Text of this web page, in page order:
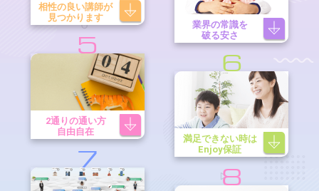
相性の良い講師が
見つかります
業界の常識を
破る安さ
5
2通りの通い方
自由自在
6
満足できない時は
Enjoy保証
7
8